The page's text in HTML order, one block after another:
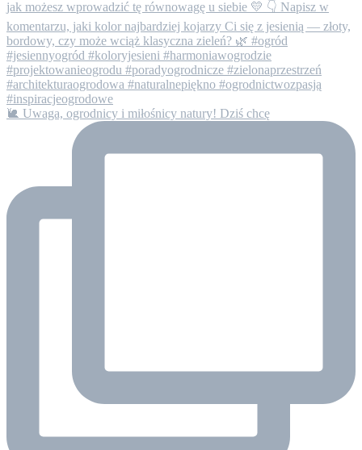
🐌 Uwaga, ogrodnicy i miłośnicy natury! Dziś chcę